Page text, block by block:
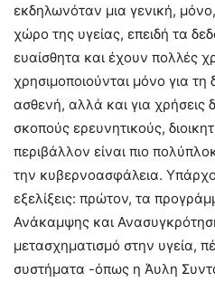
εκδηλωνόταν μια γενική,
χώρο της υγείας, επειδή τα
ευαίσθητα και έχουν πολλές
χρησιμοποιούνται μόνο για
ασθενή, αλλά και για χρήσεις
σκοπούς ερευνητικούς,
περιβάλλον είναι πιο
την κυβερνοασφάλεια.
εξελίξεις: πρώτον, τα
Ανάκαμψης και
μετασχηματισμό στην υγεία,
συστήματα -όπως η Άυλη